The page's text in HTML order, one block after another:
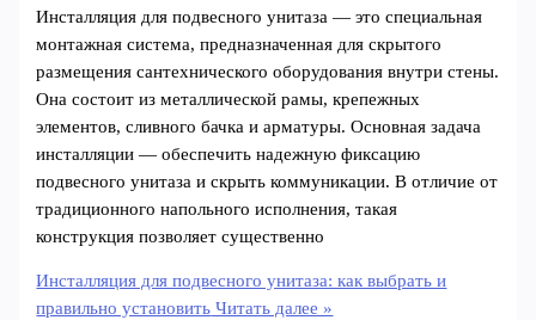
Инсталляция для подвесного унитаза — это специальная
монтажная система, предназначенная для скрытого
размещения сантехнического оборудования внутри стены.
Она состоит из металлической рамы, крепежных
элементов, сливного бачка и арматуры. Основная задача
инсталляции — обеспечить надежную фиксацию
подвесного унитаза и скрыть коммуникации. В отличие от
традиционного напольного исполнения, такая
конструкция позволяет существенно
Инсталляция для подвесного унитаза: как выбрать и
правильно установить Читать далее »